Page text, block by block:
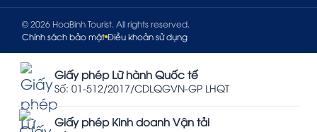
© 2026 HoaBinh Tourist. All rights reserved.
Chính sách bảo mật Điều khoản sử dụng
Giấy phép Lữ hành Quốc tế
Số: 01-512/2017/CDLQGVN-GP LHQT
Giấy phép Kinh doanh Vận tải